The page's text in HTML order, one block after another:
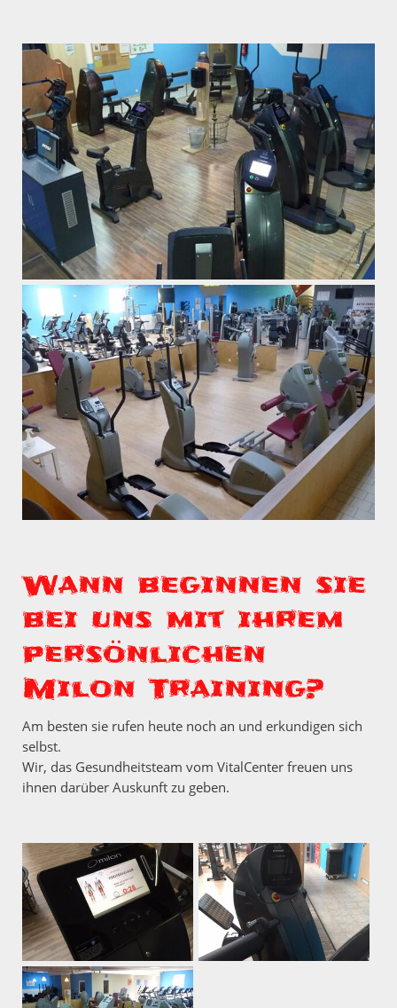
Wann beginnen sie
bei uns mit ihrem
persönlichen
Milon Training?
Am besten sie rufen heute noch an und erkundigen sich
selbst.
Wir, das Gesundheitsteam vom VitalCenter freuen uns
ihnen darüber Auskunft zu geben.